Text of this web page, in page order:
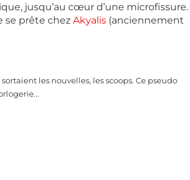
jusqu’au cœur d’une microfissure.
se prête chez Akyalis (anciennement
les nouvelles, les scoops. Ce pseudo